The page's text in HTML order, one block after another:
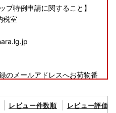
プ特例申請に関すること】
税室
のメールアドレスへお荷物番
品が受け取れず、返送とな
レビュー件数順 レビュー評価順